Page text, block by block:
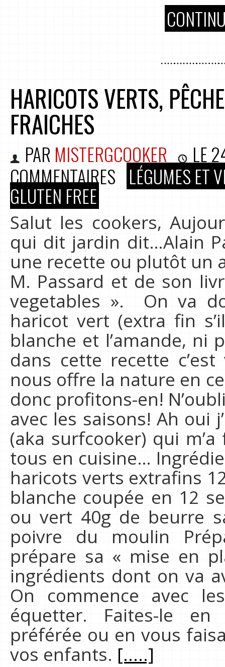
HARICOTS VERTS,
FRAICHES
PAR MISTERGCOOKER LE
COMMENTAIRES LÉGUMES ET
GLUTEN FREE
Salut les cookers,
qui dit jardin dit…Alain
une recette ou plutôt un
M. Passard et de son
vegetables ». On va
haricot vert (extra fin
blanche et l’amande, ni
dans cette recette
nous offre la nature en
donc profitons-en!
avec les saisons! Ah oui
(aka surfcooker) qui
tous en cuisine…
haricots verts extrafins
blanche coupée en 12
ou vert 40g de beurre
poivre du moulin
prépare sa « mise en
ingrédients dont on va
On commence avec
équetter. Faites-le
préférée ou en vous
vos enfants. [.....]